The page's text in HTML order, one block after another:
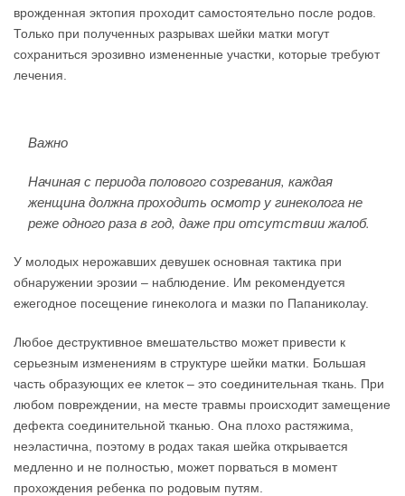
врожденная эктопия проходит самостоятельно после родов.
Только при полученных разрывах шейки матки могут
сохраниться эрозивно измененные участки, которые требуют
лечения.
Важно
Начиная с периода полового созревания, каждая
женщина должна проходить осмотр у гинеколога не
реже одного раза в год, даже при отсутствии жалоб.
У молодых нерожавших девушек основная тактика при
обнаружении эрозии – наблюдение. Им рекомендуется
ежегодное посещение гинеколога и мазки по Папаниколау.
Любое деструктивное вмешательство может привести к
серьезным изменениям в структуре шейки матки. Большая
часть образующих ее клеток – это соединительная ткань. При
любом повреждении, на месте травмы происходит замещение
дефекта соединительной тканью. Она плохо растяжима,
неэластична, поэтому в родах такая шейка открывается
медленно и не полностью, может порваться в момент
прохождения ребенка по родовым путям.